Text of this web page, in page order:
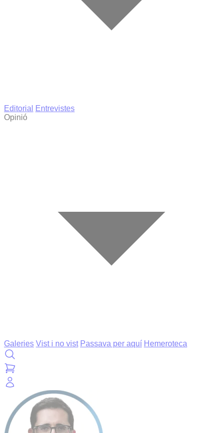
Editorial
Entrevistes
Opinió
Galeries Vist i no vist Passava per aquí Hemeroteca